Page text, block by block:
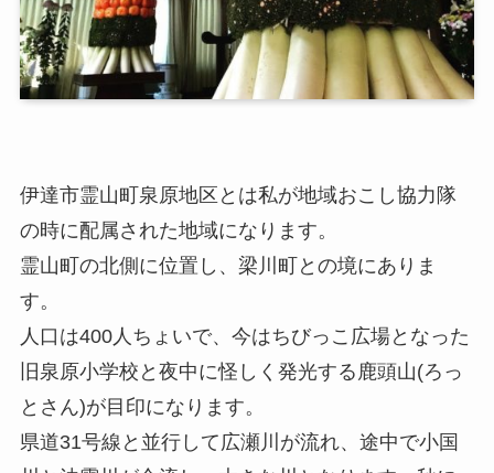
伊達市霊山町泉原地区とは私が地域おこし協力隊
の時に配属された地域になります。
霊山町の北側に位置し、梁川町との境にありま
す。
人口は400人ちょいで、今はちびっこ広場となった
旧泉原小学校と夜中に怪しく発光する鹿頭山(ろっ
とさん)が目印になります。
県道31号線と並行して広瀬川が流れ、途中で小国